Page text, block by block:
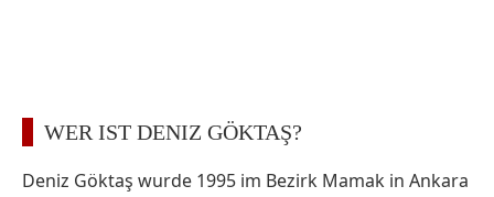
WER IST DENIZ GÖKTAŞ?
Deniz Göktaş wurde 1995 im Bezirk Mamak in Ankara